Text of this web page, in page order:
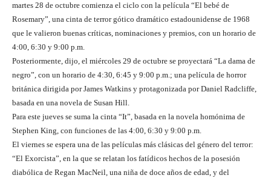
martes 28 de octubre comienza el ciclo con la película “El bebé de
Rosemary”, una cinta de terror gótico dramático estadounidense de 1968
que le valieron buenas críticas, nominaciones y premios, con un horario de
4:00, 6:30 y 9:00 p.m.
Posteriormente, dijo, el miércoles 29 de octubre se proyectará “La dama de
negro”, con un horario de 4:30, 6:45 y 9:00 p.m.; una película de horror
británica dirigida por James Watkins y protagonizada por Daniel Radcliffe,
basada en una novela de Susan Hill.
Para este jueves se suma la cinta “It”, basada en la novela homónima de
Stephen King, con funciones de las 4:00, 6:30 y 9:00 p.m.
El viernes se espera una de las películas más clásicas del género del terror:
“El Exorcista”, en la que se relatan los fatídicos hechos de la posesión
diabólica de Regan MacNeil, una niña de doce años de edad, y del